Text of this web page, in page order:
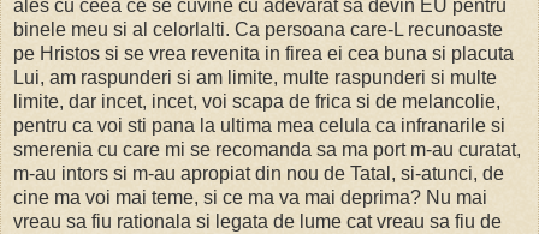
ales cu ceea ce se cuvine cu adevarat sa devin EU pentru
binele meu si al celorlalti. Ca persoana care-L recunoaste
pe Hristos si se vrea revenita in firea ei cea buna si placuta
Lui, am raspunderi si am limite, multe raspunderi si multe
limite, dar incet, incet, voi scapa de frica si de melancolie,
pentru ca voi sti pana la ultima mea celula ca infranarile si
smerenia cu care mi se recomanda sa ma port m-au curatat,
m-au intors si m-au apropiat din nou de Tatal, si-atunci, de
cine ma voi mai teme, si ce ma va mai deprima? Nu mai
vreau sa fiu rationala si legata de lume cat vreau sa fiu de